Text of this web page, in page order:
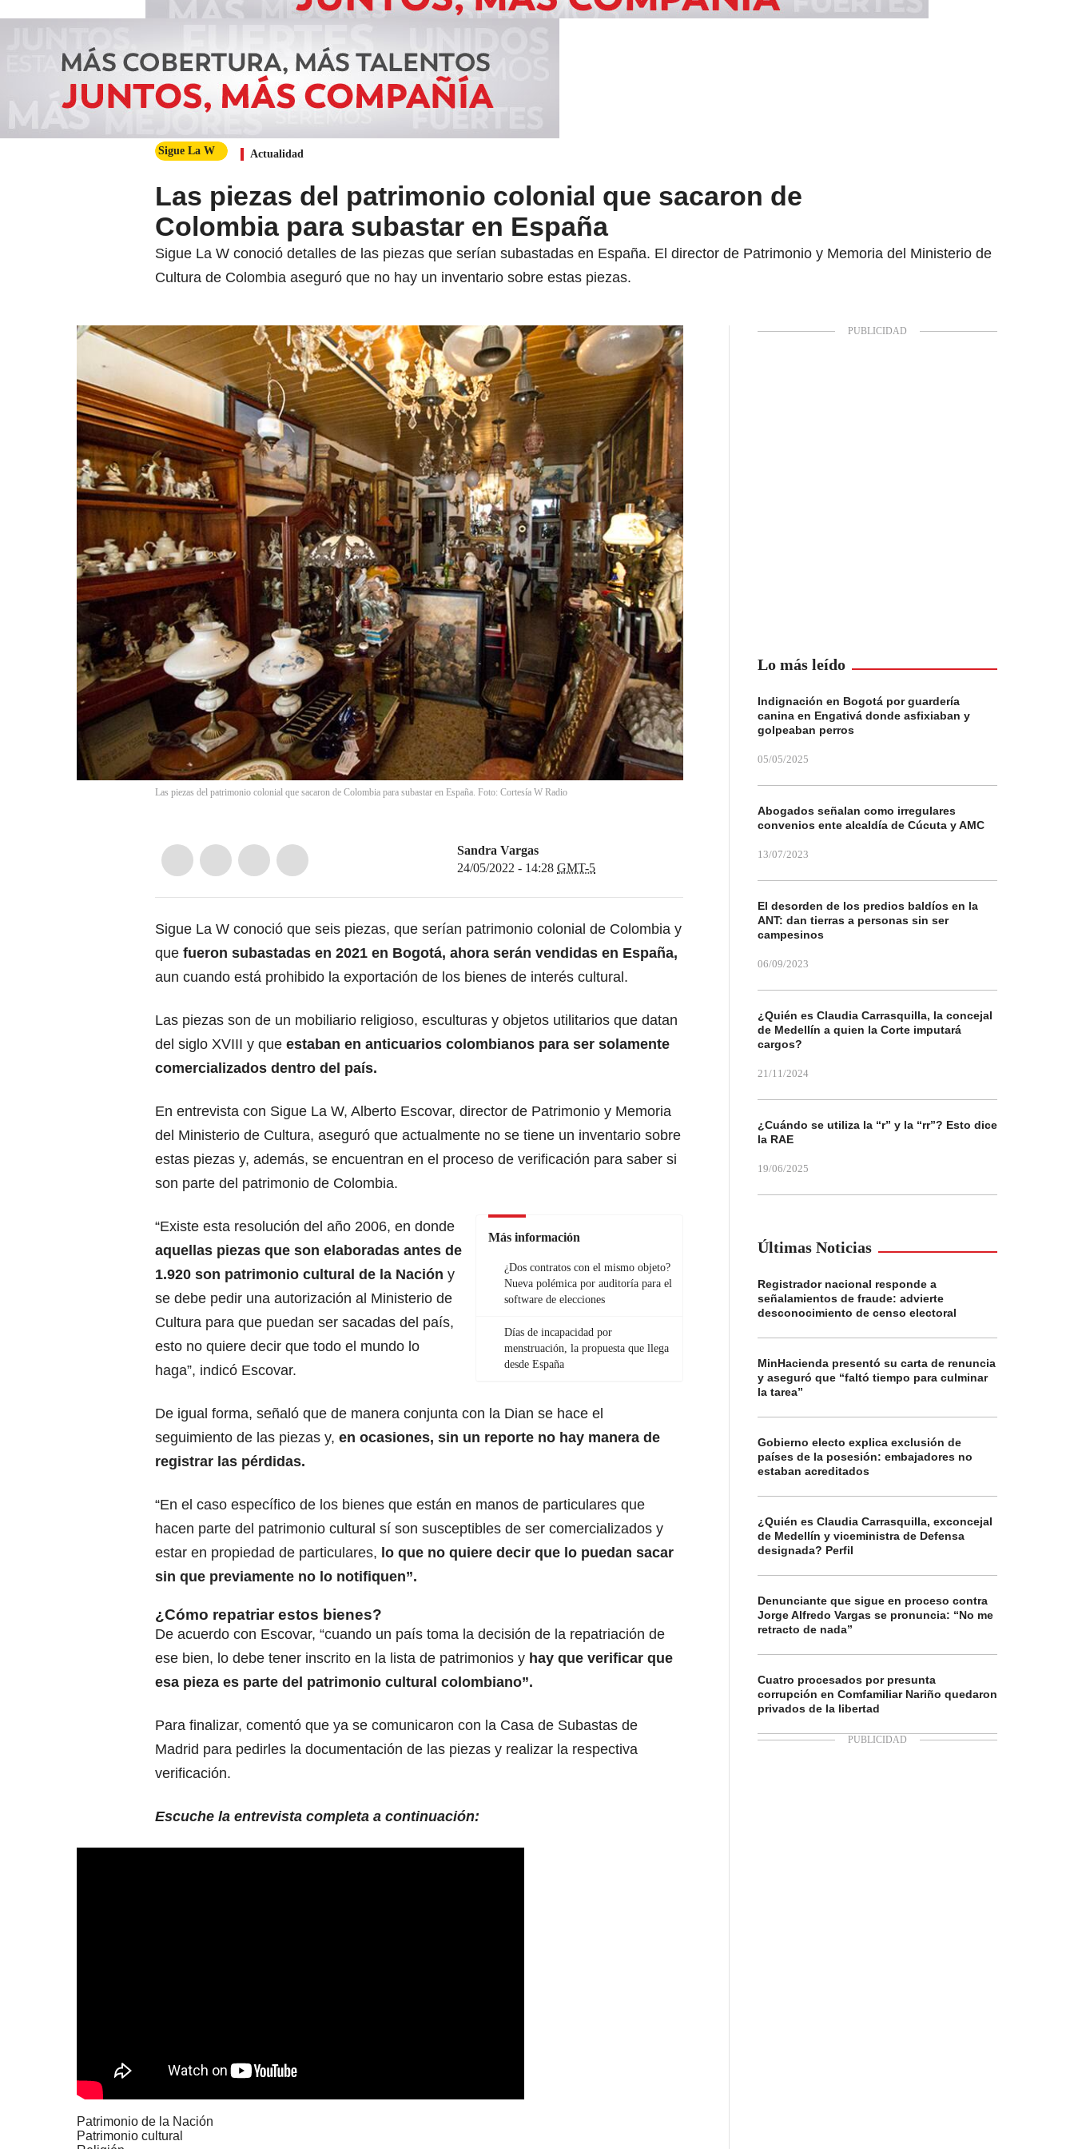
Sigue La W Actualidad
Las piezas del patrimonio colonial que sacaron de
Colombia para subastar en España
Sigue La W conoció detalles de las piezas que serían subastadas en España. El director de Patrimonio y Memoria del Ministerio de
Cultura de Colombia aseguró que no hay un inventario sobre estas piezas.
Las piezas del patrimonio colonial que sacaron de Colombia para subastar en España. Foto: Cortesía W Radio
Sandra Vargas
24/05/2022 - 14:28 GMT-5
Sigue La W conoció que seis piezas, que serían patrimonio colonial de Colombia y
que fueron subastadas en 2021 en Bogotá, ahora serán vendidas en España,
aun cuando está prohibido la exportación de los bienes de interés cultural.
Las piezas son de un mobiliario religioso, esculturas y objetos utilitarios que datan
del siglo XVIII y que estaban en anticuarios colombianos para ser solamente
comercializados dentro del país.
En entrevista con Sigue La W, Alberto Escovar, director de Patrimonio y Memoria
del Ministerio de Cultura, aseguró que actualmente no se tiene un inventario sobre
estas piezas y, además, se encuentran en el proceso de verificación para saber si
son parte del patrimonio de Colombia.
Más información
¿Dos contratos con el mismo objeto?
Nueva polémica por auditoría para el
software de elecciones
Días de incapacidad por
menstruación, la propuesta que llega
desde España
“Existe esta resolución del año 2006, en donde
aquellas piezas que son elaboradas antes de
1.920 son patrimonio cultural de la Nación y
se debe pedir una autorización al Ministerio de
Cultura para que puedan ser sacadas del país,
esto no quiere decir que todo el mundo lo
haga”, indicó Escovar.
De igual forma, señaló que de manera conjunta con la Dian se hace el
seguimiento de las piezas y, en ocasiones, sin un reporte no hay manera de
registrar las pérdidas.
“En el caso específico de los bienes que están en manos de particulares que
hacen parte del patrimonio cultural sí son susceptibles de ser comercializados y
estar en propiedad de particulares, lo que no quiere decir que lo puedan sacar
sin que previamente no lo notifiquen”.
¿Cómo repatriar estos bienes?
De acuerdo con Escovar, “cuando un país toma la decisión de la repatriación de
ese bien, lo debe tener inscrito en la lista de patrimonios y hay que verificar que
esa pieza es parte del patrimonio cultural colombiano”.
Para finalizar, comentó que ya se comunicaron con la Casa de Subastas de
Madrid para pedirles la documentación de las piezas y realizar la respectiva
verificación.
Escuche la entrevista completa a continuación:
Patrimonio de la Nación
Patrimonio cultural
Lo más leído
Indignación en Bogotá por guardería
canina en Engativá donde asfixiaban y
golpeaban perros
05/05/2025
Abogados señalan como irregulares
convenios ente alcaldía de Cúcuta y AMC
13/07/2023
El desorden de los predios baldíos en la
ANT: dan tierras a personas sin ser
campesinos
06/09/2023
¿Quién es Claudia Carrasquilla, la concejal
de Medellín a quien la Corte imputará
cargos?
21/11/2024
¿Cuándo se utiliza la “r” y la “rr”? Esto dice
la RAE
19/06/2025
Últimas Noticias
Registrador nacional responde a
señalamientos de fraude: advierte
desconocimiento de censo electoral
MinHacienda presentó su carta de renuncia
y aseguró que “faltó tiempo para culminar
la tarea”
Gobierno electo explica exclusión de
países de la posesión: embajadores no
estaban acreditados
¿Quién es Claudia Carrasquilla, exconcejal
de Medellín y viceministra de Defensa
designada? Perfil
Denunciante que sigue en proceso contra
Jorge Alfredo Vargas se pronuncia: “No me
retracto de nada”
Cuatro procesados por presunta
corrupción en Comfamiliar Nariño quedaron
privados de la libertad